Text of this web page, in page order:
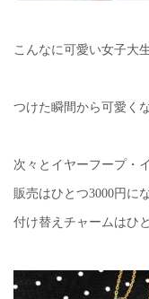
こんなに可愛い女子大
つけた瞬間から可愛く
次々とイヤーフープ・
販売はひとつ3000円に
付け替えチャームはひ